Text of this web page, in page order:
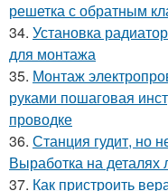
решетка с обратным
34. Установка
для монтажа
35. Монтаж
руками пошаговая
проводке
36. Станция гудит, но
Выработка на
37. Как пристроить